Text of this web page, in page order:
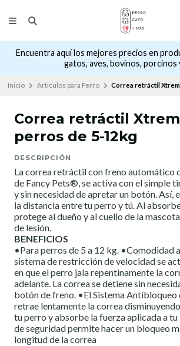
Encuentra aquí los mejores precios en
gatos, aves, bovinos, porcinos
Inicio Articulos para Perro Correa retráctil
Correa retráctil
perros de 5-12kg
DESCRIPCIÓN
La correa retráctil con freno automático
de Fancy Pets®, se activa con el simple
y sin necesidad de apretar un botón. Así,
la distancia entre tu perro y tú. Al
protege al dueño y al cuello de la
de lesión.
BENEFICIOS
•Para perros de 5 a 12 kg. •Comodidad
sistema de restricción de velocidad se
en que el perro jala repentinamente la
adelante. La correa se detiene sin
botón de freno. •El Sistema Antibloqueo
retrae lentamente la correa
tu perro y absorbe la fuerza aplicada a
de seguridad permite hacer un bloqueo
longitud de la correa